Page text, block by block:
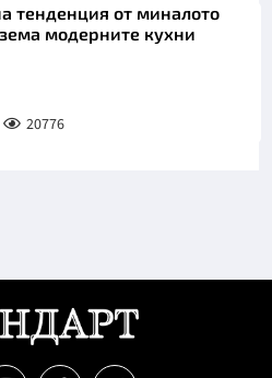
тенденция от миналото
модерните кухни
20776